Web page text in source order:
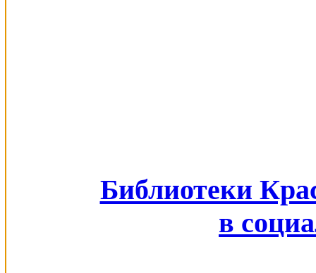
Библиотеки
в